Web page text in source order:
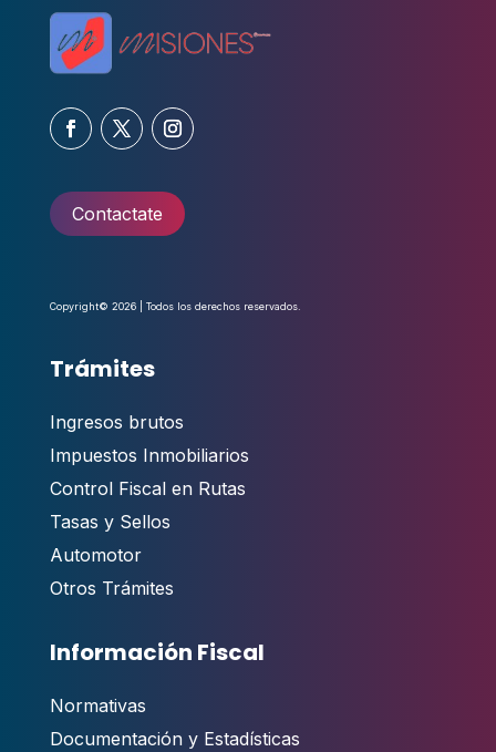
Contactate
Copyright© 2026 | Todos los derechos reservados.
Trámites
Ingresos brutos
Impuestos Inmobiliarios
Control Fiscal en Rutas
Tasas y Sellos
Automotor
Otros Trámites
Información Fiscal
Normativas
Documentación y Estadísticas